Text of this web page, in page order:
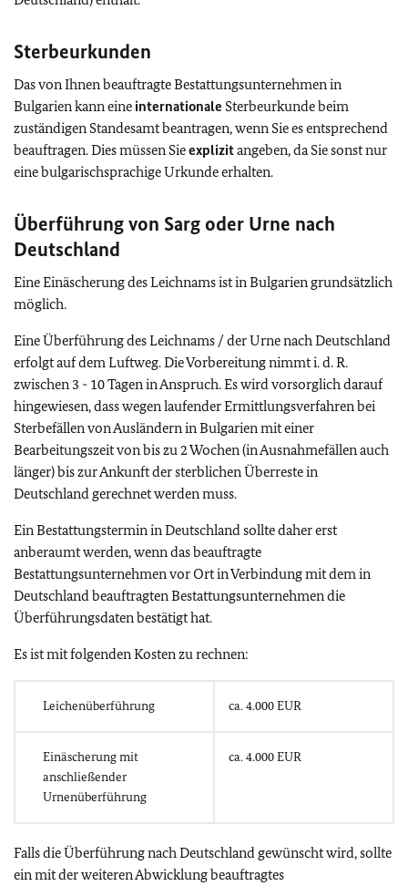
Sterbeurkunden
Das von Ihnen beauftragte Bestattungsunternehmen in
Bulgarien kann eine internationale Sterbeurkunde beim
zuständigen Standesamt beantragen, wenn Sie es entsprechend
beauftragen. Dies müssen Sieexplizitangeben, da Sie sonst nur
eine bulgarischsprachige Urkunde erhalten.
Überführung von Sarg oder Urne nach
Deutschland
Eine Einäscherung des Leichnams ist in Bulgarien grundsätzlich
möglich.
Eine Überführung des Leichnams / der Urne nach Deutschland
erfolgt auf dem Luftweg. Die Vorbereitung nimmt i. d. R.
zwischen 3 - 10 Tagen in Anspruch. Es wird vorsorglich darauf
hingewiesen, dass wegen laufender Ermittlungsverfahren bei
Sterbefällen von Ausländern in Bulgarien mit einer
Bearbeitungszeit von bis zu 2 Wochen (in Ausnahmefällen auch
länger) bis zur Ankunft der sterblichen Überreste in
Deutschland gerechnet werden muss.
Ein Bestattungstermin in Deutschland sollte daher erst
anberaumt werden, wenn das beauftragte
Bestattungsunternehmen vor Ort in Verbindung mit dem in
Deutschland beauftragten Bestattungsunternehmen die
Überführungsdaten bestätigt hat.
Es ist mit folgenden Kosten zu rechnen:
Leichenüberführung ca. 4.000 EUR
Einäscherung mit
anschließender
Urnenüberführung
ca. 4.000 EUR
Falls die Überführung nach Deutschland gewünscht wird, sollte
ein mit der weiteren Abwicklung beauftragtes